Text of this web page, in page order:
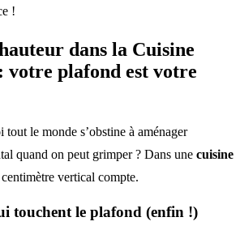
!
dans la Cuisine
votre plafond est votre
tout le monde s’obstine à aménager
quand on peut grimper ? Dans une cuisine
vertical compte.
touchent le plafond (enfin !)